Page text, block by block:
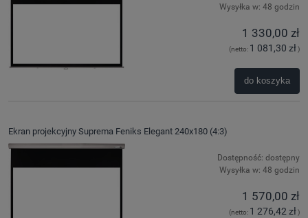
Wysyłka w: 48 godzin
1 330,00 zł
(netto: 1 081,30 zł)
do koszyka
Ekran projekcyjny Suprema Feniks Elegant 240x180 (4:3)
Dostępność: dostępny
Wysyłka w: 48 godzin
1 570,00 zł
(netto: 1 276,42 zł)